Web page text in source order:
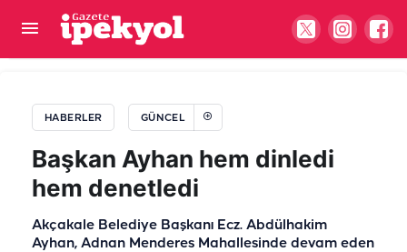
HABERLER GÜNCEL
Başkan Ayhan hem dinledi
hem denetledi
Akçakale Belediye Başkanı Ecz. Abdülhakim
Ayhan, Adnan Menderes Mahallesinde devam eden
50 yıllık Türk şirketi satılıyor! Dubai’den milyarlık